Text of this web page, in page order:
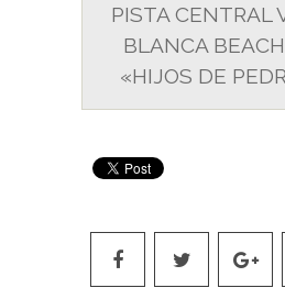
PISTA CENTRAL
BLANCA
«HIJOS DE